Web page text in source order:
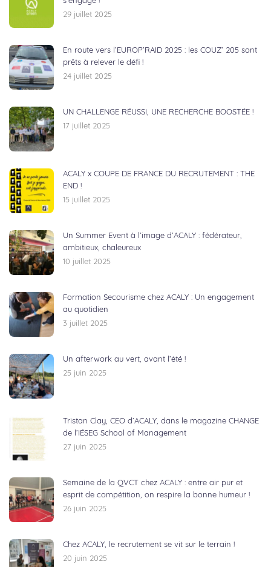
29 juillet 2025
En route vers l’EUROP’RAID 2025 : les COUZ’ 205 sont
prêts à relever le défi !
24 juillet 2025
UN CHALLENGE RÉUSSI, UNE RECHERCHE BOOSTÉE !
17 juillet 2025
ACALY x COUPE DE FRANCE DU RECRUTEMENT : THE
END !
15 juillet 2025
Un Summer Event à l’image d’ACALY : fédérateur,
ambitieux, chaleureux
10 juillet 2025
Formation Secourisme chez ACALY : Un engagement
au quotidien
3 juillet 2025
Un afterwork au vert, avant l’été !
25 juin 2025
Tristan Clay, CEO d’ACALY, dans le magazine CHANGE
de l’IÉSEG School of Management
27 juin 2025
Semaine de la QVCT chez ACALY : entre air pur et
esprit de compétition, on respire la bonne humeur !
26 juin 2025
Chez ACALY, le recrutement se vit sur le terrain !
20 juin 2025